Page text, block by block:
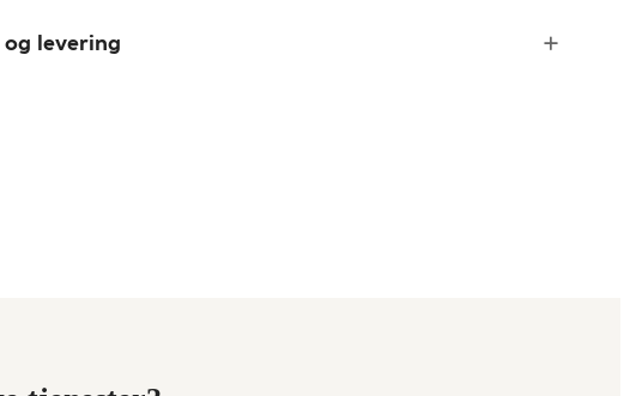
levering